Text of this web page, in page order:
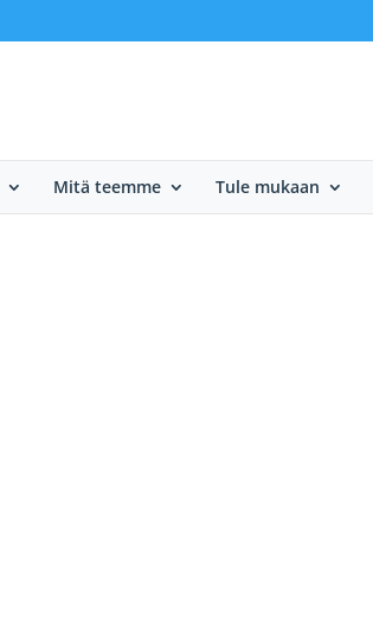
Mitä teemme Tule mukaan